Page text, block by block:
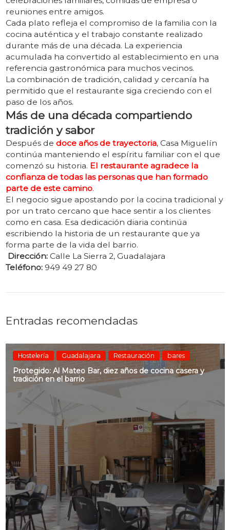
reuniones entre amigos.
Cada plato refleja el compromiso de la familia con la
cocina auténtica y el trabajo constante realizado
durante más de una década. La experiencia
acumulada ha convertido al establecimiento en una
referencia gastronómica para muchos vecinos.
La combinación de tradición, calidad y cercanía ha
permitido que el restaurante siga creciendo con el
paso de los años.
Más de una década compartiendo
tradición y sabor
Después de doce años de trayectoria, Casa Miguelín
continúa manteniendo el espíritu familiar con el que
comenzó su historia. El restaurante agradece la
confianza de todas las personas que han formado
parte de este camino.
El negocio sigue apostando por la cocina tradicional y
por un trato cercano que hace sentir a los clientes
como en casa. Esa dedicación diaria continúa
escribiendo la historia de un restaurante que ya
forma parte de la vida del barrio.
Dirección:Calle La Sierra 2, Guadalajara
Teléfono:949 49 27 80
Entradas recomendadas
Hostelería Guadalajara Restauración bares
Protegido: Al Mateo Bar, diez años de cocina casera y
tradición en el barrio